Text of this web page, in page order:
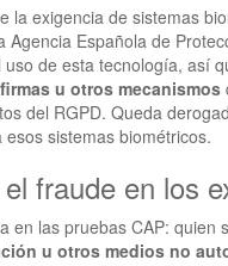
la exigencia de sistemas
Agencia Española de
de esta tecnología, así
u otros mecanismos
del RGPD. Queda
sistemas biométricos.
fraude en los
en las pruebas CAP: quien
u otros medios no